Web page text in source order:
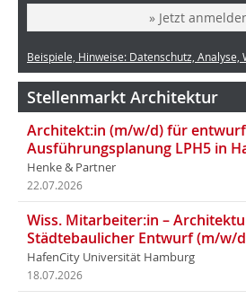
» Jetzt
Beispiele, Hinweise: Datenschutz, Analyse,
Stellenmarkt Architektur
Architekt:in (m/w/d) für
Ausführungsplanung LPH5 in
Henke & Partner
22.07.2026
Wiss. Mitarbeiter:in –
Städtebaulicher Entwurf (m/w/
HafenCity Universität Hamburg
18.07.2026